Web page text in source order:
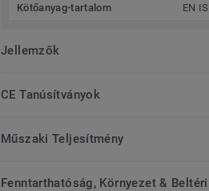
Kötőanyag-tartalom EN
Jellemzők
CE Tanúsítványok
Műszaki Teljesítmény
Fenntarthatóság, Környezet &